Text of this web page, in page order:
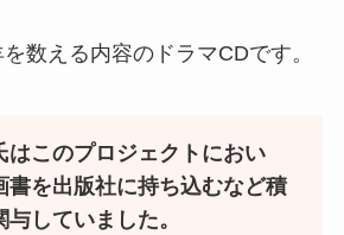
数える内容のドラマCDです。
はこのプロジェクトにおい
書を出版社に持ち込むなど積
与していました。